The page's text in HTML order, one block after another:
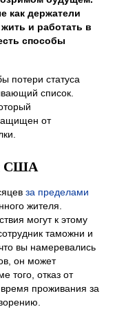
как держатели
и работать в
способы
потери статуса
список.
от
США
за пределами
жителя.
могут к этому
таможни и
вы намеревались
он может
того, отказ от
проживания за